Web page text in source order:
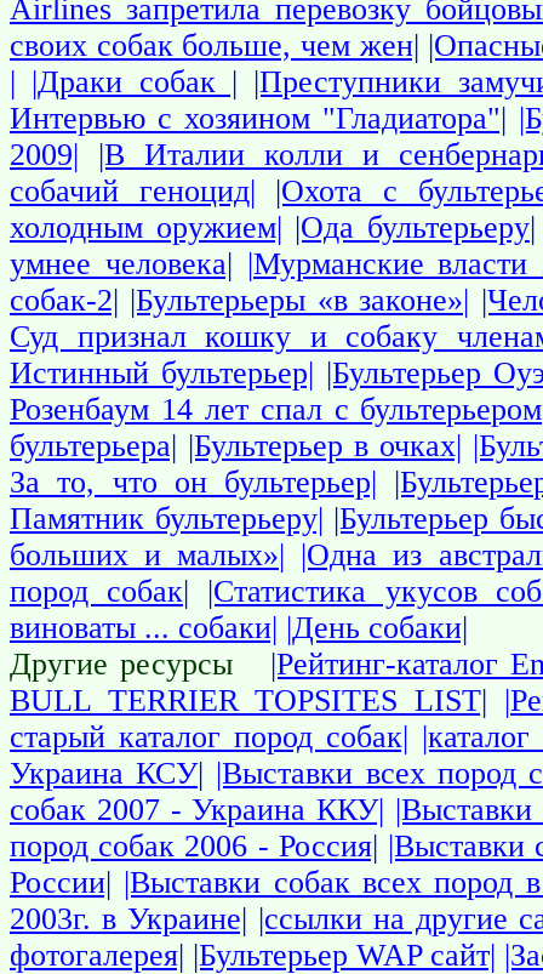
Airlines запретила перевозку
своих собак больше, чем жен|
| |Драки собак | |Преступники
Интервью с хозяином "Гладиатора"|
2009|
|В Италии колли и
собачий геноцид|
|Охота с
холодным оружием| |Ода бультерьеру|
умнее человека| |Мурманские власти
собак-2| |Бультерьеры «в законе»|
Суд признал кошку и собаку
Истинный бультерьер| |Бультерьер
Розенбаум 14 лет спал с
бультерьера| |Бультерьер в очках|
За то, что он бультерьер|
Памятник бультерьеру| |Бультерьер
больших и малых»| |Одна из
пород собак|
|Статистика укусов
виноваты ... собаки| |День собаки|
Другие ресурсы |Рейтинг-каталог
BULL TERRIER TOPSITES LIST|
старый каталог пород собак|
Украина КСУ| |Выставки всех пород
собак 2007 - Украина ККУ|
пород собак 2006 - Россия| |Выставки
России| |Выставки собак всех пород
2003г. в Украине| |ссылки на другие
фотогалерея| |Бультерьер WAP сайт|